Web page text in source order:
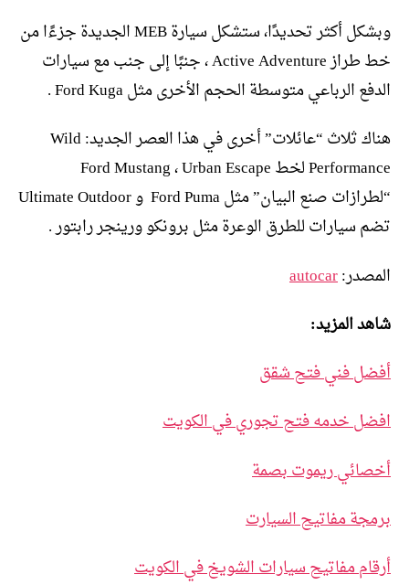
وبشكل أكثر تحديدًا، ستشكل سيارة MEB الجديدة جزءًا من
خط طراز Active Adventure ، جنبًا إلى جنب مع سيارات
الدفع الرباعي متوسطة الحجم الأخرى مثل Ford Kuga .
هناك ثلاث “عائلات” أخرى في هذا العصر الجديد: Wild
Performance لخط Ford Mustang ، Urban Escape
“لطرازات صنع البيان” مثل Ford Puma و Ultimate Outdoor
تضم سيارات للطرق الوعرة مثل برونكو ورينجر رابتور .
المصدر:autocar
شاهد المزيد:
أفضل فني فتح شقق
افضل خدمه فتح تجوري في الكويت
أخصائي ريموت بصمة
برمجة مفاتيح السيارت
أرقام مفاتيح سيارات الشويخ في الكويت